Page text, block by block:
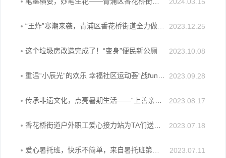
“王炸”寒潮来袭，青浦区香花桥街道全力做好防范应对 2023.12.25
这个垃圾房改造完成了！“变身”便民新公厕 2023.10.08
重温“小辰光”的欢乐 幸福社区运动荟“战fun”香花桥 2023.09.28
传承非遗文化，点亮暑期生活——“上善亲和、水印木刻”非遗传承公益班正式开班啦 2023.08.17
香花桥街道户外职工爱心接力站为TA们送上夏日清凉 2023.07.18
爱心暑托班，快乐不简单，来自暑托班第一周的前方报道 2023.07.11